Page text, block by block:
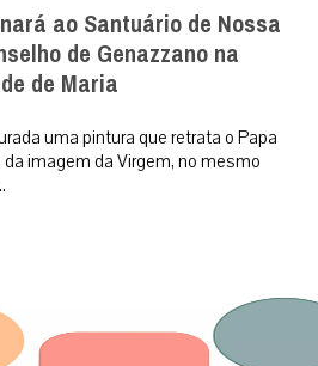
ao Santuário de Nossa
de Genazzano na
de Maria
uma pintura que retrata o Papa
imagem da Virgem, no mesmo